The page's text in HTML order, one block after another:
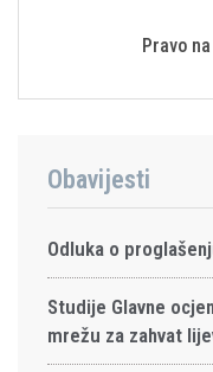
Pravo
Obavijesti
Odluka o
Studije Glavne
mrežu za zahvat